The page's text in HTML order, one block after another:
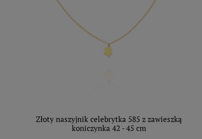
Złoty naszyjnik celebrytka 585 z zawieszką
koniczynka 42 - 45 cm